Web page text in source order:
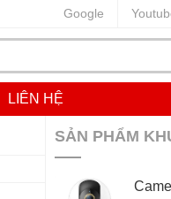
Google
LIÊN HỆ
SẢN PHẨM